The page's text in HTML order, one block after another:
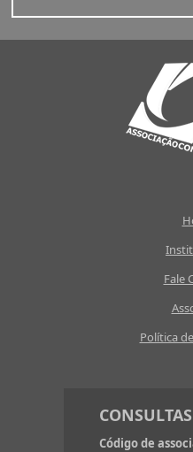
Fale
Política
Código de